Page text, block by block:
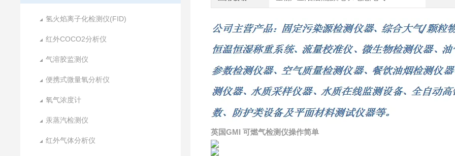
氢火焰离子化检测仪(FID)
红外COCO2分析仪
气溶胶监测仪
便携式微量氧分析仪
氧气浓度计
汞蒸汽检测仪
红外气体分析仪
英国GMI 可燃气检测仪操作简单